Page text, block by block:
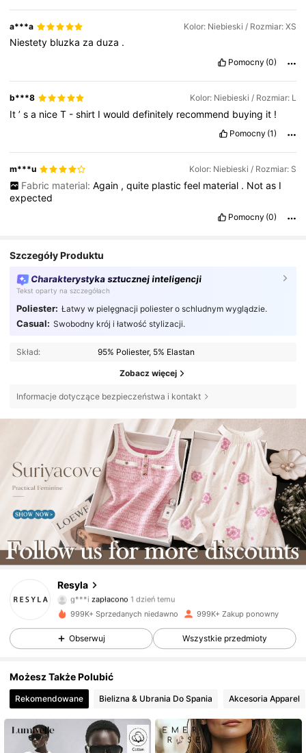
a***a Kolor: Niebieski / Rozmiar: XS
Niestety bluzkazaduza .
Pomocny (0)
b***8 Kolor: Niebieski / Rozmiar: L
It’sa niceT -shirt Iwoulddefinitely recommend buying it !
Pomocny (1)
m***u Kolor: Niebieski / Rozmiar: S
Fabric material: Again , quite plastic feel material . Not as I
expected
Pomocny (0)
Szczegóły Produktu
Charakterystyka sztucznej inteligencji
Tekst oparty na szczegółach
Poliester: Łatwy w pielęgnacji poliester o schludnym wyglądzie.
Casual: Swobodny krój i łatwość stylizacji.
Skład: 95% Poliester, 5% Elastan
Zobacz więcej
Informacje dotyczące bezpieczeństwa i kontakt
Resyla
4,66
459K Obserwujący
g***i zapłacono 1 dzień temu
4,66 459K Obserwujący
4,66 459K Obserwujący
459K Obserwujący
999K+ Sprzedanych niedawno 999K+ Zakup ponowny
Obserwuj Wszystkie przedmioty
Możesz Także Polubić
Rekomendowane Bielizna & Ubrania Do Spania Akcesoria Apparel